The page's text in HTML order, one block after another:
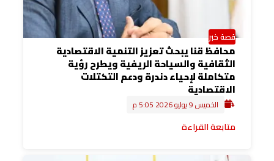
قصة خبر
محافظ قنا يبحث تعزيز التنمية الاقتصادية
الثقافية والسياحة الريفية ويطرح رؤية
متكاملة لإحياء دندرة ودعم التكتلات
الاقتصادية
الخميس 9 يوليو 2026 5:05 م
متابعة القراءة